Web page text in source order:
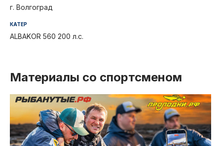
г. Волгоград
КАТЕР
ALBAKOR 560 200 л.с.
Материалы со спортсменом